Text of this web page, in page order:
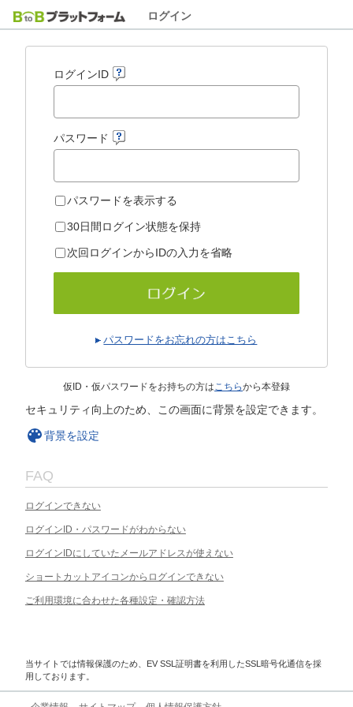
ログイン
ログインID
パスワード
パスワードを表示する
30日間ログイン状態を保持
次回ログインからIDの入力を省略
パスワードをお忘れの方はこちら
仮ID・仮パスワードをお持ちの方はこちらから本登録
セキュリティ向上のため、この画面に背景を設定できます。
背景を設定
FAQ
ログインできない
ログインID・パスワードがわからない
ログインIDにしていたメールアドレスが使えない
ショートカットアイコンからログインできない
ご利用環境に合わせた各種設定・確認方法
当サイトでは情報保護のため、EV SSL証明書を利用したSSL暗号化通信を採
用しております。